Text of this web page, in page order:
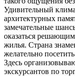
Удивительный
архитектурных
замечательные
оказаться
жилья. Страна
желательно
Здесь
экскурсантов по